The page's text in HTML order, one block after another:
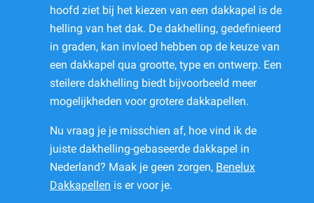
hoofd ziet bij het kiezen van een dakkapel is de
helling van het dak. De dakhelling, gedefinieerd
in graden, kan invloed hebben op de keuze van
een dakkapel qua grootte, type en ontwerp. Een
steilere dakhelling biedt bijvoorbeeld meer
mogelijkheden voor grotere dakkapellen.
Nu vraag je je misschien af, hoe vind ik de
juiste dakhelling-gebaseerde dakkapel in
Nederland? Maak je geen zorgen, Benelux
Dakkapellen is er voor je.